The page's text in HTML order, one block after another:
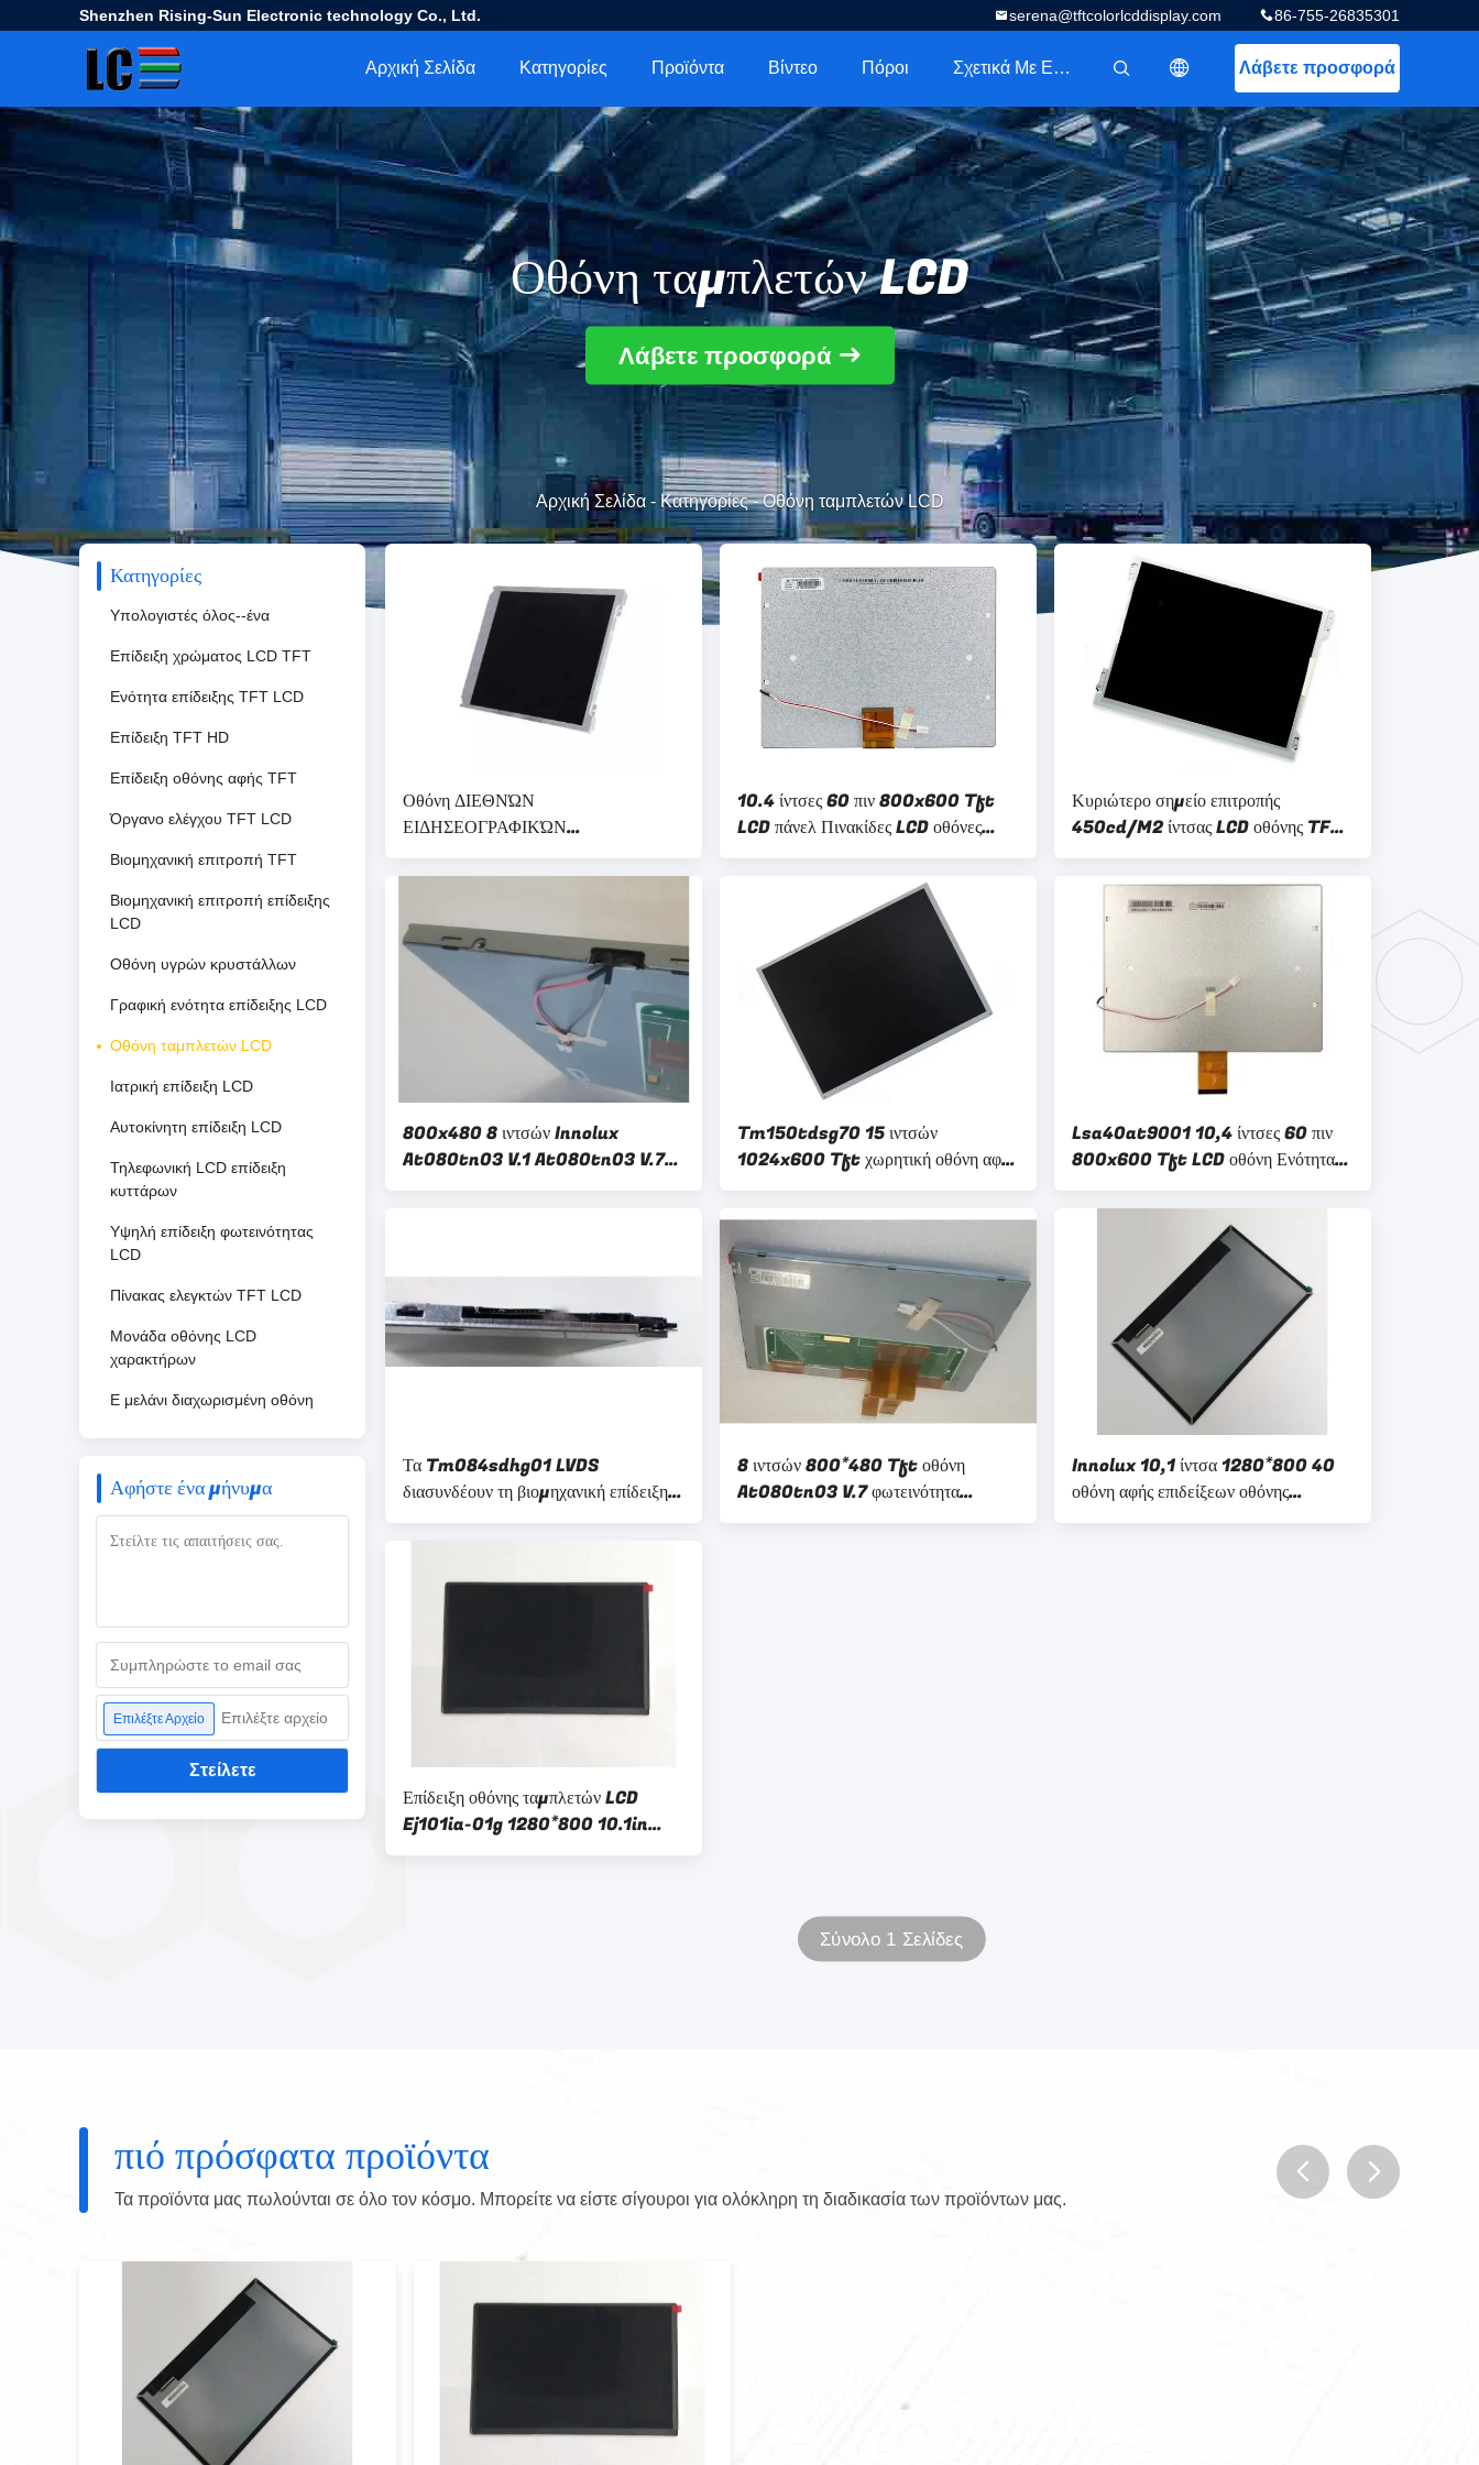
Shenzhen Rising-Sun Electronic technology Co., Ltd. 86-755-26835301
serena@tftcolorlcddisplay.com
Λάβετε προσφορά
描述
Αρχική Σελίδα Κατηγορίες Προϊόντα Βίντεο Πόροι Σχετικά Με Εμάς
Οθόνη ταμπλετών LCD
Λάβετε προσφορά
Αρχική Σελίδα- Κατηγορίες-Οθόνη ταμπλετών LCD
Κατηγορίες
Υπολογιστές όλος--ένα
Επίδειξη χρώματος LCD TFT
Ενότητα επίδειξης TFT LCD
Επίδειξη TFT HD
Επίδειξη οθόνης αφής TFT
Όργανο ελέγχου TFT LCD
Βιομηχανική επιτροπή TFT
Βιομηχανική επιτροπή επίδειξης
LCD
Οθόνη υγρών κρυστάλλων
Γραφική ενότητα επίδειξης LCD
Οθόνη ταμπλετών LCD
Ιατρική επίδειξη LCD
Αυτοκίνητη επίδειξη LCD
Τηλεφωνική LCD επίδειξη
κυττάρων
Υψηλή επίδειξη φωτεινότητας
LCD
Πίνακας ελεγκτών TFT LCD
Μονάδα οθόνης LCD
χαρακτήρων
E μελάνι διαχωρισμένη οθόνη
Αφήστε ένα μήνυμα
Επιλέξτε Αρχείο Επιλέξτε αρχείο
Στείλετε
Οθόνη ΔΙΕΘΝΏΝ
ΕΙΔΗΣΕΟΓΡΑΦΙΚΏΝ
ΠΡΑΚΤΟΡΕΊΩΝ TFT 8,4 επίδειξη
επιτροπής Tm084sdhg01-00
10.4 ίντσες 60 πιν 800x600 Tft
LCD πάνελ Πινακίδες LCD οθόνες
250cd/M2 Lsa40at9001
Κυριώτερο σημείο επιτροπής
450cd/M2 ίντσας LCD οθόνης TFT
12,1 διεπαφών LCD Lvds
Tm121tdsg02
800x480 8 ιντσών Innolux
At080tn03 V.1 At080tn03 V.7
Πινακίδιο LCD οθόνης
Tm150tdsg70 15 ιντσών
1024x600 Tft χωρητική οθόνη αφής
οθόνη LCD
Lsa40at9001 10,4 ίντσες 60 πιν
800x600 Tft LCD οθόνη Ενότητα
πλοήγησης οχήματος
Τα Tm084sdhg01 LVDS
διασυνδέουν τη βιομηχανική επίδειξη
οθόνης TFT LCD 8,4 ίντσα
8 ιντσών 800*480 Tft οθόνη
At080tn03 V.7 φωτεινότητα
300cd/M2 Tablet Lcd οθόνη
Innolux 10,1 ίντσα 1280*800 40
οθόνη αφής επιδείξεων οθόνης
ταμπλετών LCD Lvds καρφιτσών
Επίδειξη οθόνης ταμπλετών LCD
Ej101ia-01g 1280*800 10.1in
κατάλληλη βιομηχανική επίδειξη
Σύνολο 1 Σελίδες
πιό πρόσφατα προϊόντα
Τα προϊόντα μας πωλούνται σε όλο τον κόσμο. Μπορείτε να είστε σίγουροι για ολόκληρη τη διαδικασία των προϊόντων μας.